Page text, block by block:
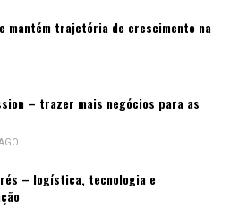
mantém trajetória de crescimento na
– trazer mais negócios para as
– logística, tecnologia e